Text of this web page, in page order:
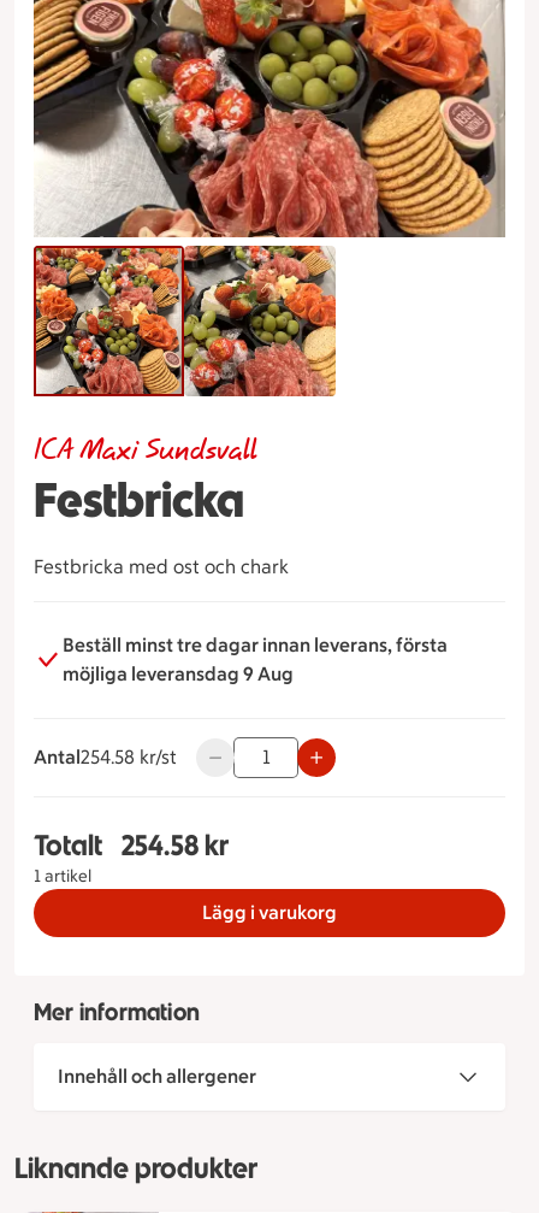
Festbricka
ICA Maxi Sundsvall
Festbricka med ost och chark
Beställ minst tre dagar innan leverans, första
möjliga leveransdag 9 Aug
Antal
254.58 kronor styck
254.58 kr/st Använd knapparna för att minska
Totalt
1 artikel
Totalt 1 stycken Festbricka, 254.58 kronor
254.58 kr
Lägg i varukorg
Mer information
Innehåll och allergener
Liknande produkter